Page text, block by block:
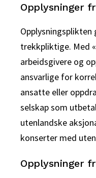
Opplysninger
trekkpliktige. Med
arbeidsgivere og
ansvarlige for
ansatte eller
selskap som
utenlandske
konserter med
Opplysninger